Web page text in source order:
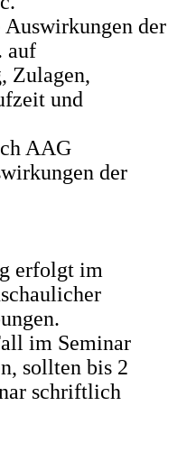
der
auf
Zulagen,
und
AAG
der
erfolgt im
im Seminar
sollten bis 2
schriftlich